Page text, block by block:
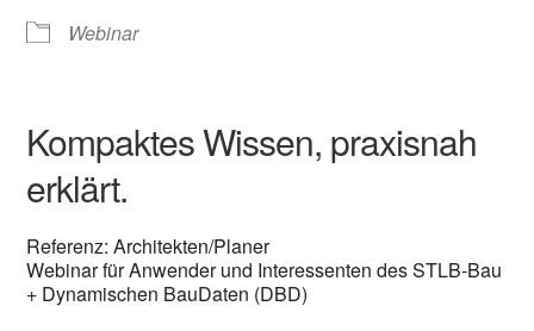
Webinar
Kompaktes Wissen, praxisnah
erklärt.
Referenz: Architekten/Planer
Webinar für Anwender und Interessenten des STLB-Bau
+ Dynamischen BauDaten (DBD)